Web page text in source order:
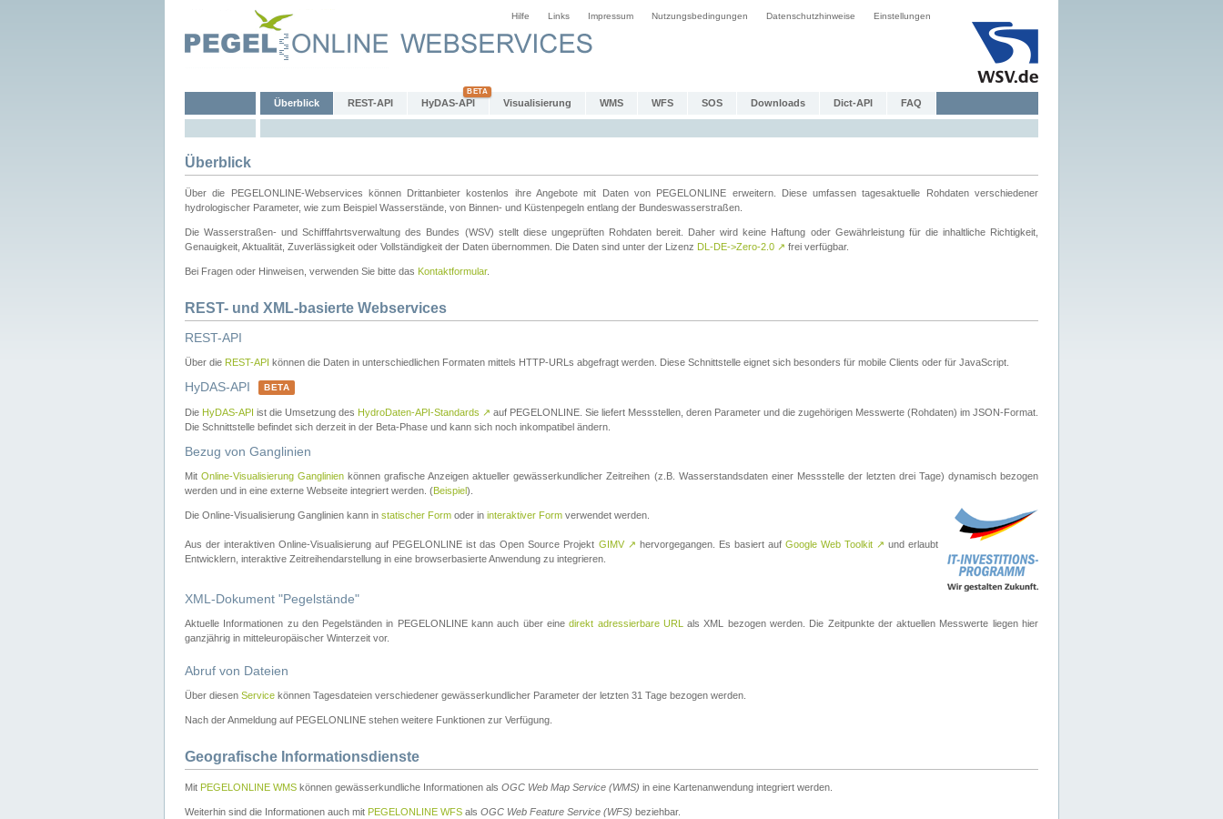
Hilfe Links Impressum Nutzungsbedingungen Datenschutzhinweise Einstellungen
Überblick REST-API HyDAS-API Visualisierung WMS WFS SOS Downloads Dict-API FAQ
Überblick
Über die PEGELONLINE-Webservices können Drittanbieter kostenlos ihre Angebote mit Daten von PEGELONLINE erweitern. Diese umfassen tagesaktuelle Rohdaten verschiedener
hydrologischer Parameter, wie zum Beispiel Wasserstände, von Binnen- und Küstenpegeln entlang der Bundeswasserstraßen.
Die Wasserstraßen- und Schifffahrtsverwaltung des Bundes (WSV) stellt diese ungeprüften Rohdaten bereit. Daher wird keine Haftung oder Gewährleistung für die inhaltliche Richtigkeit,
Genauigkeit, Aktualität, Zuverlässigkeit oder Vollständigkeit der Daten übernommen. Die Daten sind unter der Lizenz DL-DE->Zero-2.0 ↗ frei verfügbar.
Bei Fragen oder Hinweisen, verwenden Sie bitte das Kontaktformular.
REST- und XML-basierte Webservices
REST-API
Über die REST-API können die Daten in unterschiedlichen Formaten mittels HTTP-URLs abgefragt werden. Diese Schnittstelle eignet sich besonders für mobile Clients oder für JavaScript.
HyDAS-API BETA
Die HyDAS-API ist die Umsetzung des HydroDaten-API-Standards ↗ auf PEGELONLINE. Sie liefert Messstellen, deren Parameter und die zugehörigen Messwerte (Rohdaten) im JSON-Format.
Die Schnittstelle befindet sich derzeit in der Beta-Phase und kann sich noch inkompatibel ändern.
Bezug von Ganglinien
MitOnline-Visualisierung Ganglinien können grafische Anzeigen aktueller gewässerkundlicher Zeitreihen (z.B. Wasserstandsdaten einer Messstelle der letzten drei Tage) dynamisch bezogen
werden und in eine externe Webseite integriert werden. (Beispiel).
Die Online-Visualisierung Ganglinien kann in statischer Form oder in interaktiver Form verwendet werden.
Aus der interaktiven Online-Visualisierung auf PEGELONLINE ist das Open Source Projekt GIMV ↗ hervorgegangen. Es basiert auf Google Web Toolkit ↗ und erlaubt
Entwicklern, interaktive Zeitreihendarstellung in eine browserbasierte Anwendung zu integrieren.
XML-Dokument "Pegelstände"
Aktuelle Informationen zu den Pegelständen in PEGELONLINE kann auch über einedirekt adressierbare URL
als XML bezogen werden. Die Zeitpunkte der aktuellen Messwerte liegen hier
ganzjährig in mitteleuropäischer Winterzeit vor.
Abruf von Dateien
Über diesen Service können Tagesdateien verschiedener gewässerkundlicher Parameter der letzten 31 Tage bezogen werden.
Nach der Anmeldung auf PEGELONLINE stehen weitere Funktionen zur Verfügung.
Geografische Informationsdienste
Mit PEGELONLINE WMS können gewässerkundliche Informationen als OGC Web Map Service (WMS) in eine Kartenanwendung integriert werden.
Weiterhin sind die Informationen auch mit PEGELONLINE WFS als OGC Web Feature Service (WFS) beziehbar.